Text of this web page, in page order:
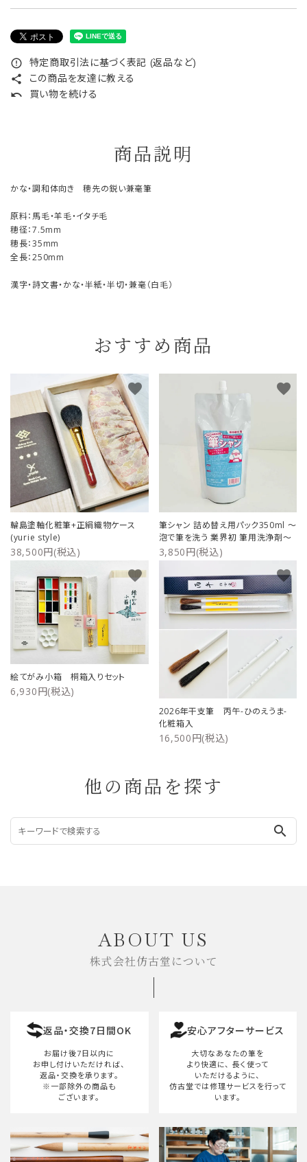
error_outline 特定商取引法に基づく表記 (返品など)
share この商品を友達に教える
undo 買い物を続ける
商品説明
かな・調和体向き 穂先の鋭い兼毫筆
原料：馬毛・羊毛・イタチ毛
穂径：7.5mm
穂長：35mm
全長：250mm
漢字・詩文書・かな・半紙・半切・兼毫（白毛）
おすすめ商品
輪島塗軸化粧筆+正絹織物ケース
(yurie style)
38,500円(税込)
favorite
筆シャン 詰め替え用パック350ml ～
泡で筆を洗う 業界初 筆用洗浄剤～
3,850円(税込)
favorite
絵てがみ小箱 桐箱入りセット
6,930円(税込)
favorite
2026年干支筆 丙午-ひのえうま-
化粧箱入
16,500円(税込)
favorite
他の商品を探す
search
ABOUT US
株式会社仿古堂について
返品・交換7日間OK
お届け後7日以内に
お申し付けいただければ、
返品・交換を承ります。
※一部除外の商品も
ございます。
安心アフターサービス
大切なあなたの筆を
より快適に、 長く使って
いただけるように、
仿古堂では修理サービスを行って
います。